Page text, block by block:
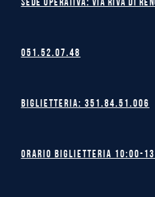
Sede operativa: Via Riva di
051.52.07.48
Biglietteria: 351.84.51.006
Orario biglietteria 10:00-